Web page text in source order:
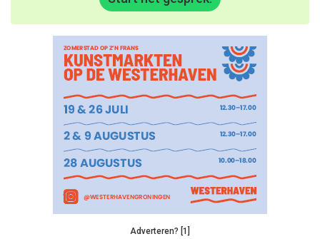
Adverteren? [1]